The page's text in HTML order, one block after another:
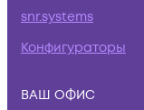
snr.systems
Конфигураторы
ВАШ ОФИС